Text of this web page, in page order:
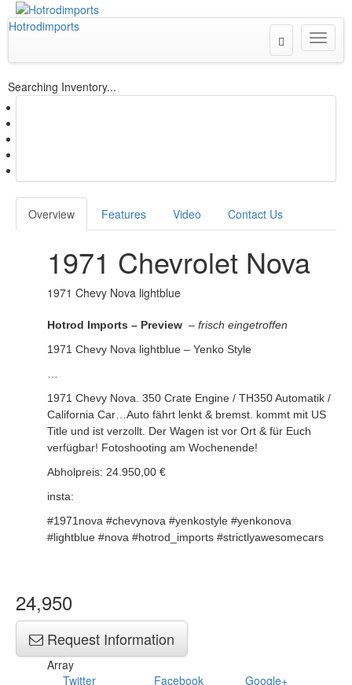
Toggle
Toggle
Search
Hotrodimports
Searching Inventory...
Overview Features Video Contact Us
1971 Chevrolet Nova
1971 Chevy Nova lightblue
Hotrod Imports – Preview – frisch eingetroffen
1971 Chevy Nova lightblue – Yenko Style
…
1971 Chevy Nova. 350 Crate Engine / TH350 Automatik /
California Car…Auto fährt lenkt & bremst. kommt mit US
Title und ist verzollt. Der Wagen ist vor Ort & für Euch
verfügbar! Fotoshooting am Wochenende!
Abholpreis: 24.950,00 €
insta:
#1971nova #chevynova #yenkostyle #yenkonova
#lightblue #nova #hotrod_imports #strictlyawesomecars
24,950
Request Information
Array
Twitter
Facebook
Google+